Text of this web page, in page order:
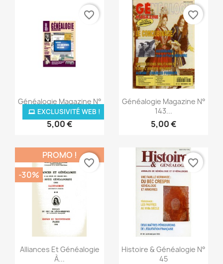
Aperçu rapide
Généalogie Magazine N°
299...
5,00 €
EXCLUSIVITÉ WEB !
favorite_border
Aperçu rapide
Généalogie Magazine N°
143...
5,00 €
favorite_border
Aperçu rapide
Alliances Et Généalogie
À...
PROMO !
-30%
favorite_border
Aperçu rapide
Histoire & Généalogie N°
45
favorite_border